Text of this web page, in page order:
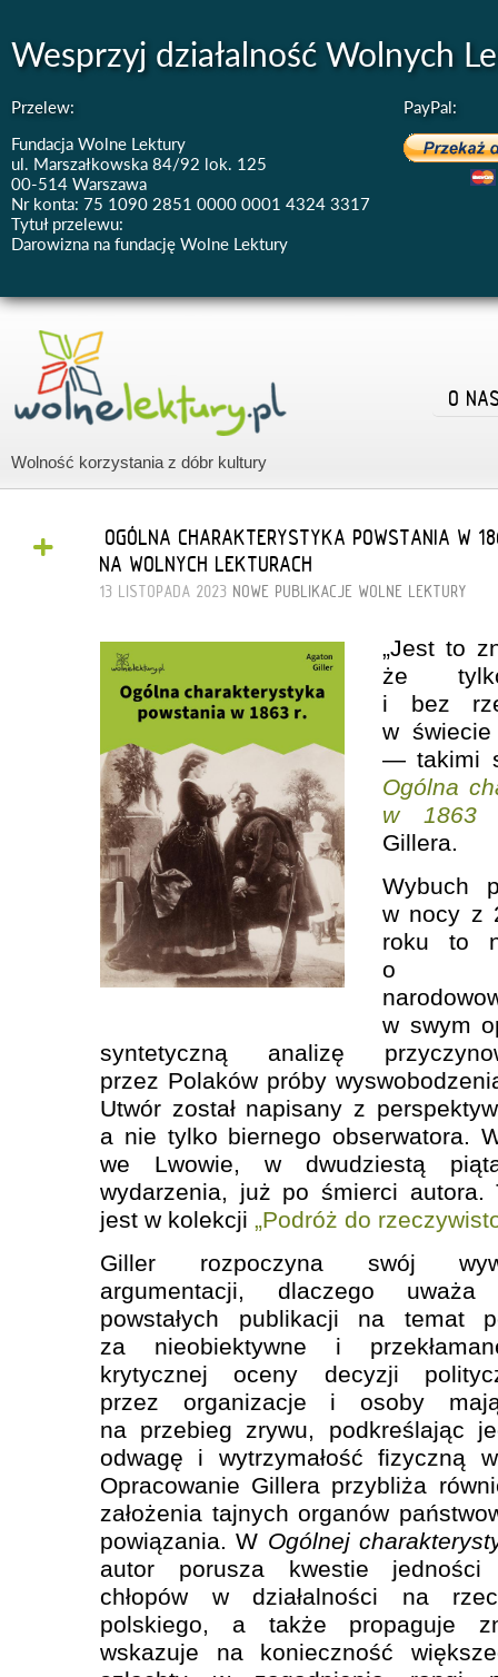
Wesprzyj działalność Wolnych
Przelew:
Fundacja Wolne Lektury
ul. Marszałkowska 84/92 lok. 125
00-514 Warszawa
Nr konta: 75 1090 2851 0000 0001 4324 3317
Tytuł przelewu:
Darowizna na fundację Wolne Lektury
PayPal:
Wolność korzystania z dóbr kultury
O
+
„OGÓLNA CHARAKTERYSTYKA POWSTANIA W
NA WOLNYCH LEKTURACH
13 LISTOPADA 2023 NOWE PUBLIKACJE WOLNE LEKTURY
„Jest to
że
i bez
w świecie
— takimi
Ogólna
w 1863
Gillera.
Wybuch
w nocy z
roku to
o
w swym
syntetyczną analizę
przez Polaków próby
Utwór został napisany z
a nie tylko biernego obserwatora.
we Lwowie, w dwudziestą
wydarzenia, już po śmierci autora.
jest w kolekcji „Podróż do
Giller rozpoczyna swój
argumentacji, dlaczego uważa
powstałych publikacji na temat
za nieobiektywne i
krytycznej oceny decyzji
przez organizacje i osoby
na przebieg zrywu, podkreślając
odwagę i wytrzymałość fizyczną
Opracowanie Gillera przybliża
założenia tajnych organów
powiązania. W Ogólnej
autor porusza kwestie jedności
chłopów w działalności na
polskiego, a także propaguje
wskazuje na konieczność